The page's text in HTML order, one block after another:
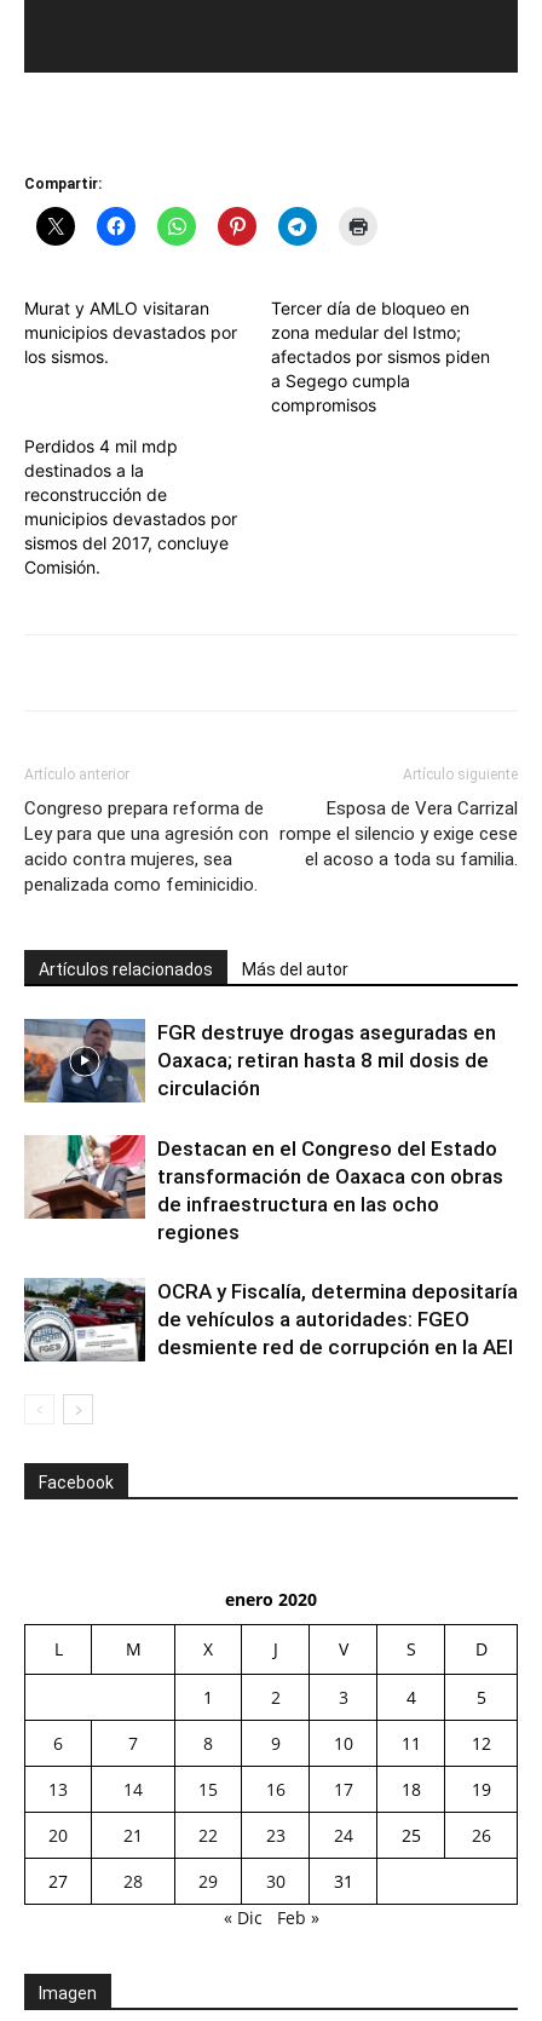
Compartir:
Murat y AMLO visitaran
municipios devastados por
los sismos.
Tercer día de bloqueo en
zona medular del Istmo;
afectados por sismos piden
a Segego cumpla
compromisos
Perdidos 4 mil mdp
destinados a la
reconstrucción de
municipios devastados por
sismos del 2017, concluye
Comisión.
Artículo anterior
Congreso prepara reforma de
Ley para que una agresión con
acido contra mujeres, sea
penalizada como feminicidio.
Artículo siguiente
Esposa de Vera Carrizal
rompe el silencio y exige cese
el acoso a toda su familia.
Artículos relacionados Más del autor
FGR destruye drogas aseguradas en
Oaxaca; retiran hasta 8 mil dosis de
circulación
Destacan en el Congreso del Estado
transformación de Oaxaca con obras
de infraestructura en las ocho
regiones
OCRA y Fiscalía, determina depositaría
de vehículos a autoridades: FGEO
desmiente red de corrupción en la AEI
Facebook
enero 2020
L M X J V S D
1 2 3 4
5
6
7 8 9 10 11
12
13
14 15 16 17 18
19
20
21 22 23 24 25
26
27
28 29 30
31
« Dic
Feb »
Imagen